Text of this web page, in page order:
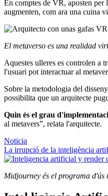
En comptes de VR, aposten per
augmenten, com ara una cuina
El metaverso es una realidad
Aquestes ulleres es controlen a
l'usuari pot interactuar al
Sobre la metodologia del
possibilita que un arquitecte
Quin és el grau
al metavers”, relata l'arquitecte.
Noticia
La irrupció de la inteligència
Midjourney és el programa d'ús